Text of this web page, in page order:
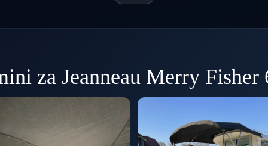
za Jeanneau Merry Fisher